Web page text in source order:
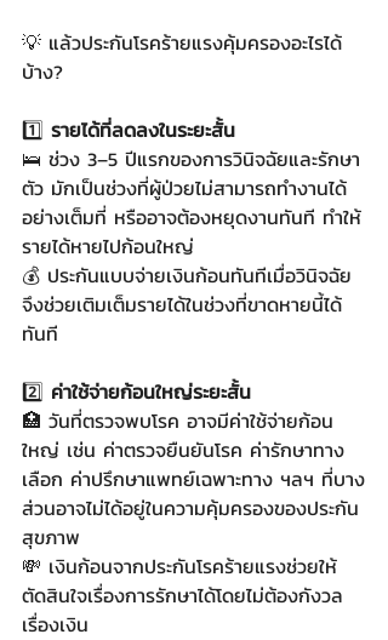
💡 แล้วประกันโรคร้ายแรงคุ้มครองอะไรได้
บ้าง?
1️⃣ รายได้ที่ลดลงในระยะสั้น
🛌 ช่วง 3–5 ปีแรกของการวินิจฉัยและรักษา
ตัว มักเป็นช่วงที่ผู้ป่วยไม่สามารถทำงานได้
อย่างเต็มที่ หรืออาจต้องหยุดงานทันที ทำให้
รายได้หายไปก้อนใหญ่
💰 ประกันแบบจ่ายเงินก้อนทันทีเมื่อวินิจฉัย
จึงช่วยเติมเต็มรายได้ในช่วงที่ขาดหายนี้ได้
ทันที
2️⃣ ค่าใช้จ่ายก้อนใหญ่ระยะสั้น
🏥 วันที่ตรวจพบโรค อาจมีค่าใช้จ่ายก้อน
ใหญ่ เช่น ค่าตรวจยืนยันโรค ค่ารักษาทาง
เลือก ค่าปรึกษาแพทย์เฉพาะทาง ฯลฯ ที่บาง
ส่วนอาจไม่ได้อยู่ในความคุ้มครองของประกัน
สุขภาพ
💸 เงินก้อนจากประกันโรคร้ายแรงช่วยให้
ตัดสินใจเรื่องการรักษาได้โดยไม่ต้องกังวล
เรื่องเงิน